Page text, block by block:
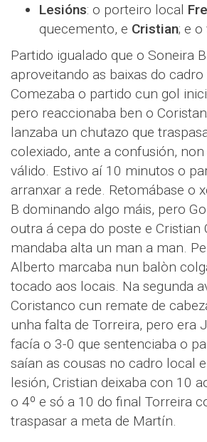
Lesións: o porteiro local
quecemento, e Cristian; e o
Partido igualado que o Soneira
aproveitando as baixas do cadro
Comezaba o partido cun gol
pero reaccionaba ben o
lanzaba un chutazo que
colexiado, ante a confusión,
válido. Estivo aí 10 minutos o
arranxar a rede. Retomábase o
B dominando algo máis, pero
outra á cepa do poste e Cristian
mandaba alta un man a man.
Alberto marcaba nun balòn
tocado aos locais. Na segunda
Coristanco cun remate de
unha falta de Torreira, pero era
facía o 3-0 que sentenciaba o
saían as cousas no cadro local
lesión, Cristian deixaba con 10
o 4º e só a 10 do final Torreira
traspasar a meta de Martín.